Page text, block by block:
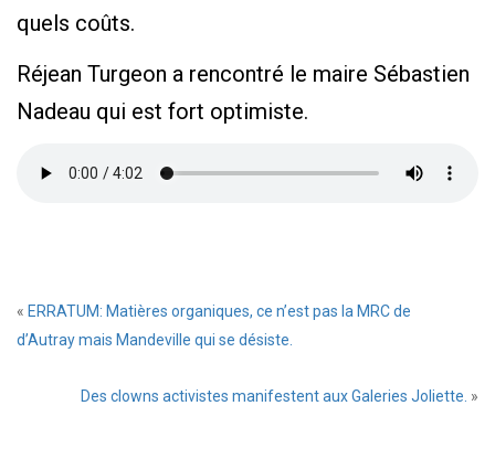
quels coûts.
Réjean Turgeon a rencontré le maire Sébastien
Nadeau qui est fort optimiste.
« ERRATUM: Matières organiques, ce n’est pas la MRC de
d’Autray mais Mandeville qui se désiste.
Des clowns activistes manifestent aux Galeries Joliette. »